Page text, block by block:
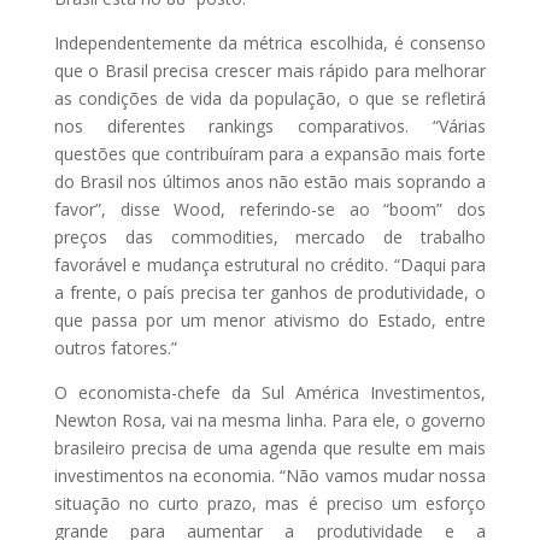
Independentemente da métrica escolhida, é consenso
que o Brasil precisa crescer mais rápido para melhorar
as condições de vida da população, o que se refletirá
nos diferentes rankings comparativos. “Várias
questões que contribuíram para a expansão mais forte
do Brasil nos últimos anos não estão mais soprando a
favor”, disse Wood, referindo-se ao “boom” dos
preços das commodities, mercado de trabalho
favorável e mudança estrutural no crédito. “Daqui para
a frente, o país precisa ter ganhos de produtividade, o
que passa por um menor ativismo do Estado, entre
outros fatores.”
O economista-chefe da Sul América Investimentos,
Newton Rosa, vai na mesma linha. Para ele, o governo
brasileiro precisa de uma agenda que resulte em mais
investimentos na economia. “Não vamos mudar nossa
situação no curto prazo, mas é preciso um esforço
grande para aumentar a produtividade e a